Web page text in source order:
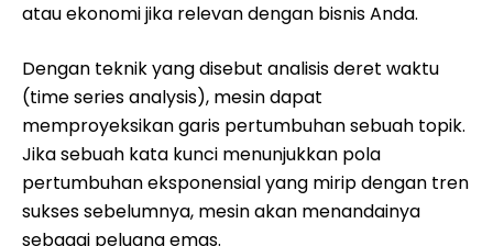
atau ekonomi jika relevan dengan bisnis Anda.
Dengan teknik yang disebut analisis deret waktu
(time series analysis), mesin dapat
memproyeksikan garis pertumbuhan sebuah topik.
Jika sebuah kata kunci menunjukkan pola
pertumbuhan eksponensial yang mirip dengan tren
sukses sebelumnya, mesin akan menandainya
sebagai peluang emas.